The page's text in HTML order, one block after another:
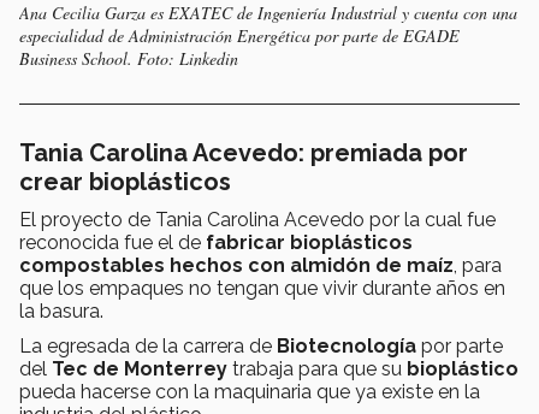
Ana Cecilia Garza es EXATEC de Ingeniería Industrial y cuenta con una
especialidad de Administración Energética por parte de EGADE
Business School. Foto: Linkedin
Tania Carolina Acevedo: premiada por
crear bioplásticos
El proyecto de Tania Carolina Acevedo por la cual fue
reconocida fue el de fabricar bioplásticos
compostables hechos con almidón de maíz, para
que los empaques no tengan que vivir durante años en
la basura.
La egresada de la carrera de Biotecnología por parte
del Tec de Monterrey trabaja para que su bioplástico
pueda hacerse con la maquinaria que ya existe en la